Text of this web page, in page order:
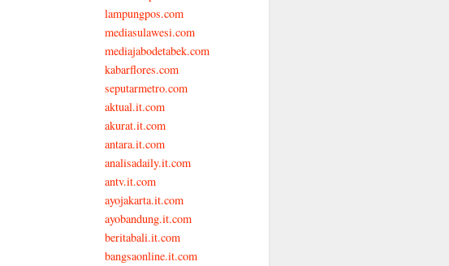
lampungpos.com
mediasulawesi.com
mediajabodetabek.com
kabarflores.com
seputarmetro.com
aktual.it.com
akurat.it.com
antara.it.com
analisadaily.it.com
antv.it.com
ayojakarta.it.com
ayobandung.it.com
beritabali.it.com
bangsaonline.it.com